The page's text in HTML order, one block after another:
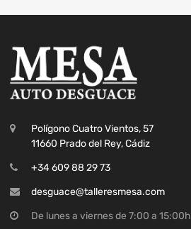
Polígono Cuatro Vientos, 57
11660 Prado del Rey, Cádiz
+34 609 88 29 73
desguace@talleresmesa.com
De lunes a viernes de 7:00 a 15:00h